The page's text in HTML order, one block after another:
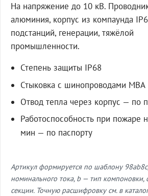
На напряжение до 10 кВ.
алюминия, корпус из компаунда
подстанций, генерации, тяжёлой
промышленности.
Степень защиты IP68
Стыковка с шинопроводами МВА
Отвод тепла через корпус — по
Работоспособность при пожаре
мин — по паспорту
Артикул формируется по шаблону
номинального тока, b — тип
секции. Точную расшифровку см. в